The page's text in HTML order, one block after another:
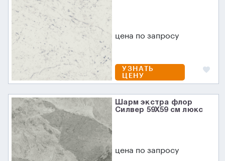
цена по запросу
УЗНАТЬ
ЦЕНУ
Шарм экстра флор
Силвер 59X59 см люкс
цена по запросу